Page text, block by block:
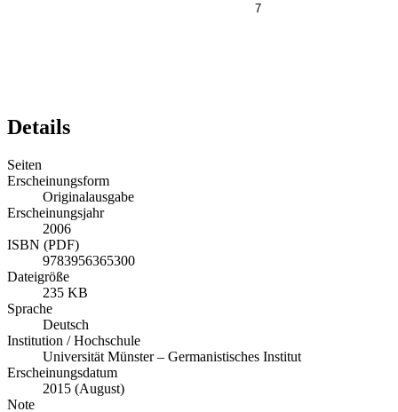
7
Details
Seiten
Erscheinungsform
Originalausgabe
Erscheinungsjahr
2006
ISBN (PDF)
9783956365300
Dateigröße
235 KB
Sprache
Deutsch
Institution / Hochschule
Universität Münster – Germanistisches Institut
Erscheinungsdatum
2015 (August)
Note